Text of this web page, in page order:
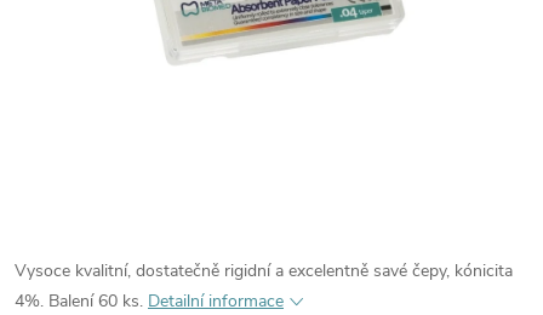
Vysoce kvalitní, dostatečně rigidní a excelentně savé čepy, kónicita
4%. Balení 60 ks. Detailní informace